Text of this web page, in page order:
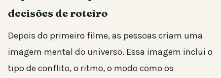
decisões de roteiro
Depois do primeiro filme, as pessoas criam uma
imagem mental do universo. Essa imagem inclui o
tipo de conflito, o ritmo, o modo como os